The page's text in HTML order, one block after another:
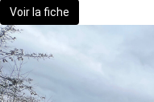
Voir la fiche